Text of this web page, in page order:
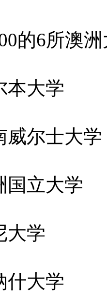
的6所澳
本大学
威尔士大学
国立大学
大学
什大学